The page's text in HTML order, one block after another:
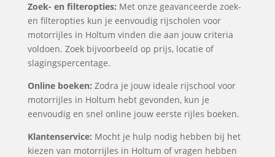
Zoek- en filteropties: Met onze geavanceerde zoek-
en filteropties kun je eenvoudig rijscholen voor
motorrijles in Holtum vinden die aan jouw criteria
voldoen. Zoek bijvoorbeeld op prijs, locatie of
slagingspercentage.
Online boeken: Zodra je jouw ideale rijschool voor
motorrijles in Holtum hebt gevonden, kun je
eenvoudig en snel online jouw eerste rijles boeken.
Klantenservice: Mocht je hulp nodig hebben bij het
kiezen van motorrijles in Holtum of vragen hebben